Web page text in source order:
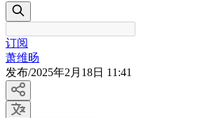
订阅
萧维旸
发布/2025年2月18日 11:41